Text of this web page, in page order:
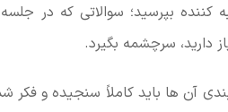
کننده بپرسید؛ سوالاتی که در
دارید، سرچشمه بگیرد.
آن ها باید کاملاً سنجیده و فکر